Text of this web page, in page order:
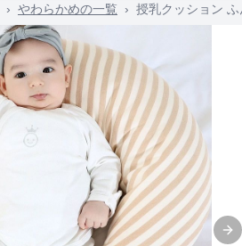
› やわらかめの一覧 › 授乳クッション